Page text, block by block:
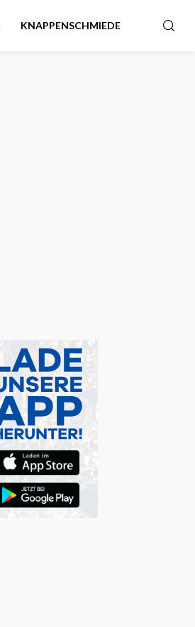
KNAPPENSCHMIEDE